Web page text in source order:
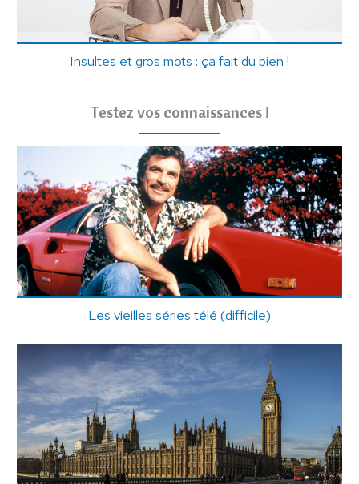
Insultes et gros mots : ça fait du bien !
Testez vos connaissances !
Les vieilles séries télé (difficile)